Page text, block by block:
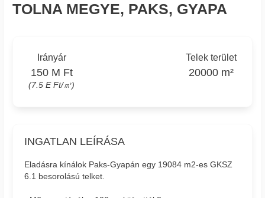
TOLNA MEGYE, PAKS, GYAPA
Irányár
150 M Ft
(7.5 E Ft/㎡)
Telek terület
20000 m²
INGATLAN LEÍRÁSA
Eladásra kínálok Paks-Gyapán egy 19084 m2-es GKSZ
6.1 besorolású telket.